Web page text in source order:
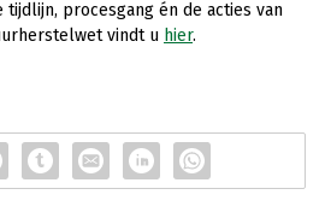
procesgang én de acties van
vindt u hier.